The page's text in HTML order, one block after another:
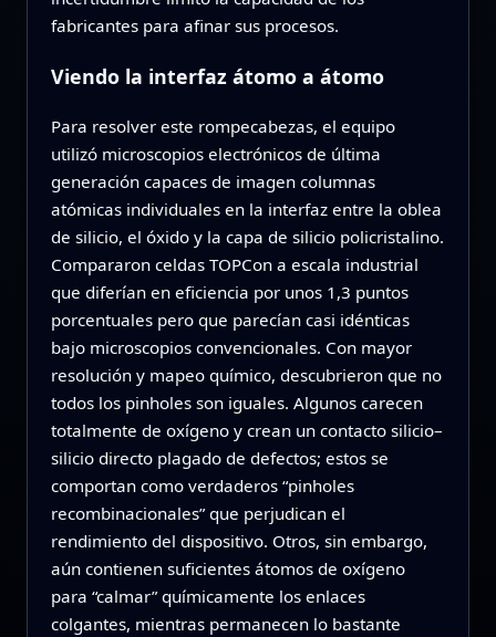
fabricantes para afinar sus procesos.
Viendo la interfaz átomo a átomo
Para resolver este rompecabezas, el equipo
utilizó microscopios electrónicos de última
generación capaces de imagen columnas
atómicas individuales en la interfaz entre la oblea
de silicio, el óxido y la capa de silicio policristalino.
Compararon celdas TOPCon a escala industrial
que diferían en eficiencia por unos 1,3 puntos
porcentuales pero que parecían casi idénticas
bajo microscopios convencionales. Con mayor
resolución y mapeo químico, descubrieron que no
todos los pinholes son iguales. Algunos carecen
totalmente de oxígeno y crean un contacto silicio–
silicio directo plagado de defectos; estos se
comportan como verdaderos “pinholes
recombinacionales” que perjudican el
rendimiento del dispositivo. Otros, sin embargo,
aún contienen suficientes átomos de oxígeno
para “calmar” químicamente los enlaces
colgantes, mientras permanecen lo bastante